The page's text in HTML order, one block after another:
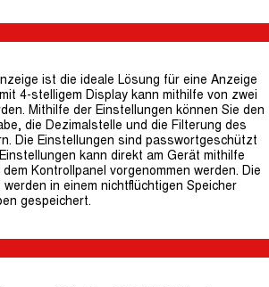
ist die ideale Lösung für eine Anzeige
4-stelligem Display kann mithilfe von zwei
Mithilfe der Einstellungen können Sie den
die Dezimalstelle und die Filterung des
Die Einstellungen sind passwortgeschützt
kann direkt am Gerät mithilfe
Kontrollpanel vorgenommen werden. Die
in einem nichtflüchtigen Speicher
gespeichert.